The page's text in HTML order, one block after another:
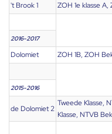
't Brook 1 ZOH 1e klasse
2016-2017
Dolomiet ZOH 1B, ZOH
2015-2016
de Dolomiet 2
Tweede Klasse,
Klasse, NTVB